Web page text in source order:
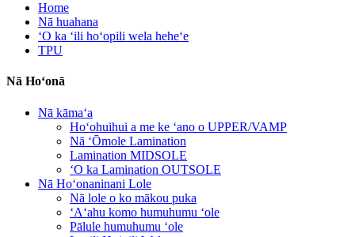
Home
Nā huahana
ʻO ka ʻili hoʻopili wela heheʻe
TPU
Nā Hoʻonā
Nā kāmaʻa
Hoʻohuihui a me ke ʻano o UPPER/VAMP
Nā ʻŌmole Lamination
Lamination MIDSOLE
ʻO ka Lamination OUTSOLE
Nā Hoʻonaninani Lole
Nā lole o ko mākou puka
ʻAʻahu komo humuhumu ʻole
Pālule humuhumu ʻole